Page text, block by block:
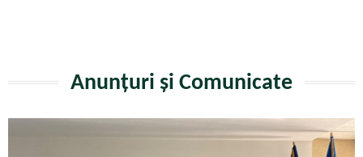
Anunțuri și Comunicate